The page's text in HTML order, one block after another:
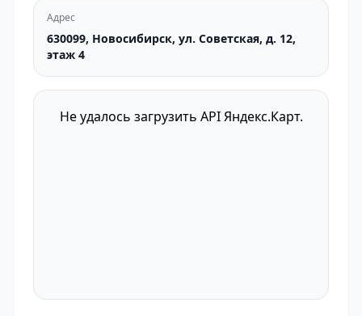
Адрес
630099, Новосибирск, ул. Советская, д. 12,
этаж 4
Не удалось загрузить API Яндекс.Карт.